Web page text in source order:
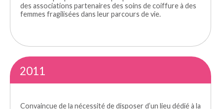
des associations partenaires des soins de coiffure à des
femmes fragilisées dans leur parcours de vie.
2011
Convaincue de la nécessité de disposer d’un lieu dédié à la